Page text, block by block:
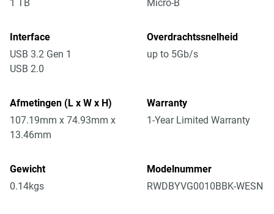
1 TB Micro-B
Interface
USB 3.2 Gen 1
USB 2.0
Overdrachtssnelheid
up to 5Gb/s
Afmetingen (L x W x H)
107.19mm x 74.93mm x
13.46mm
Warranty
1-Year Limited Warranty
Gewicht
0.14kgs
Modelnummer
RWDBYVG0010BBK-WESN